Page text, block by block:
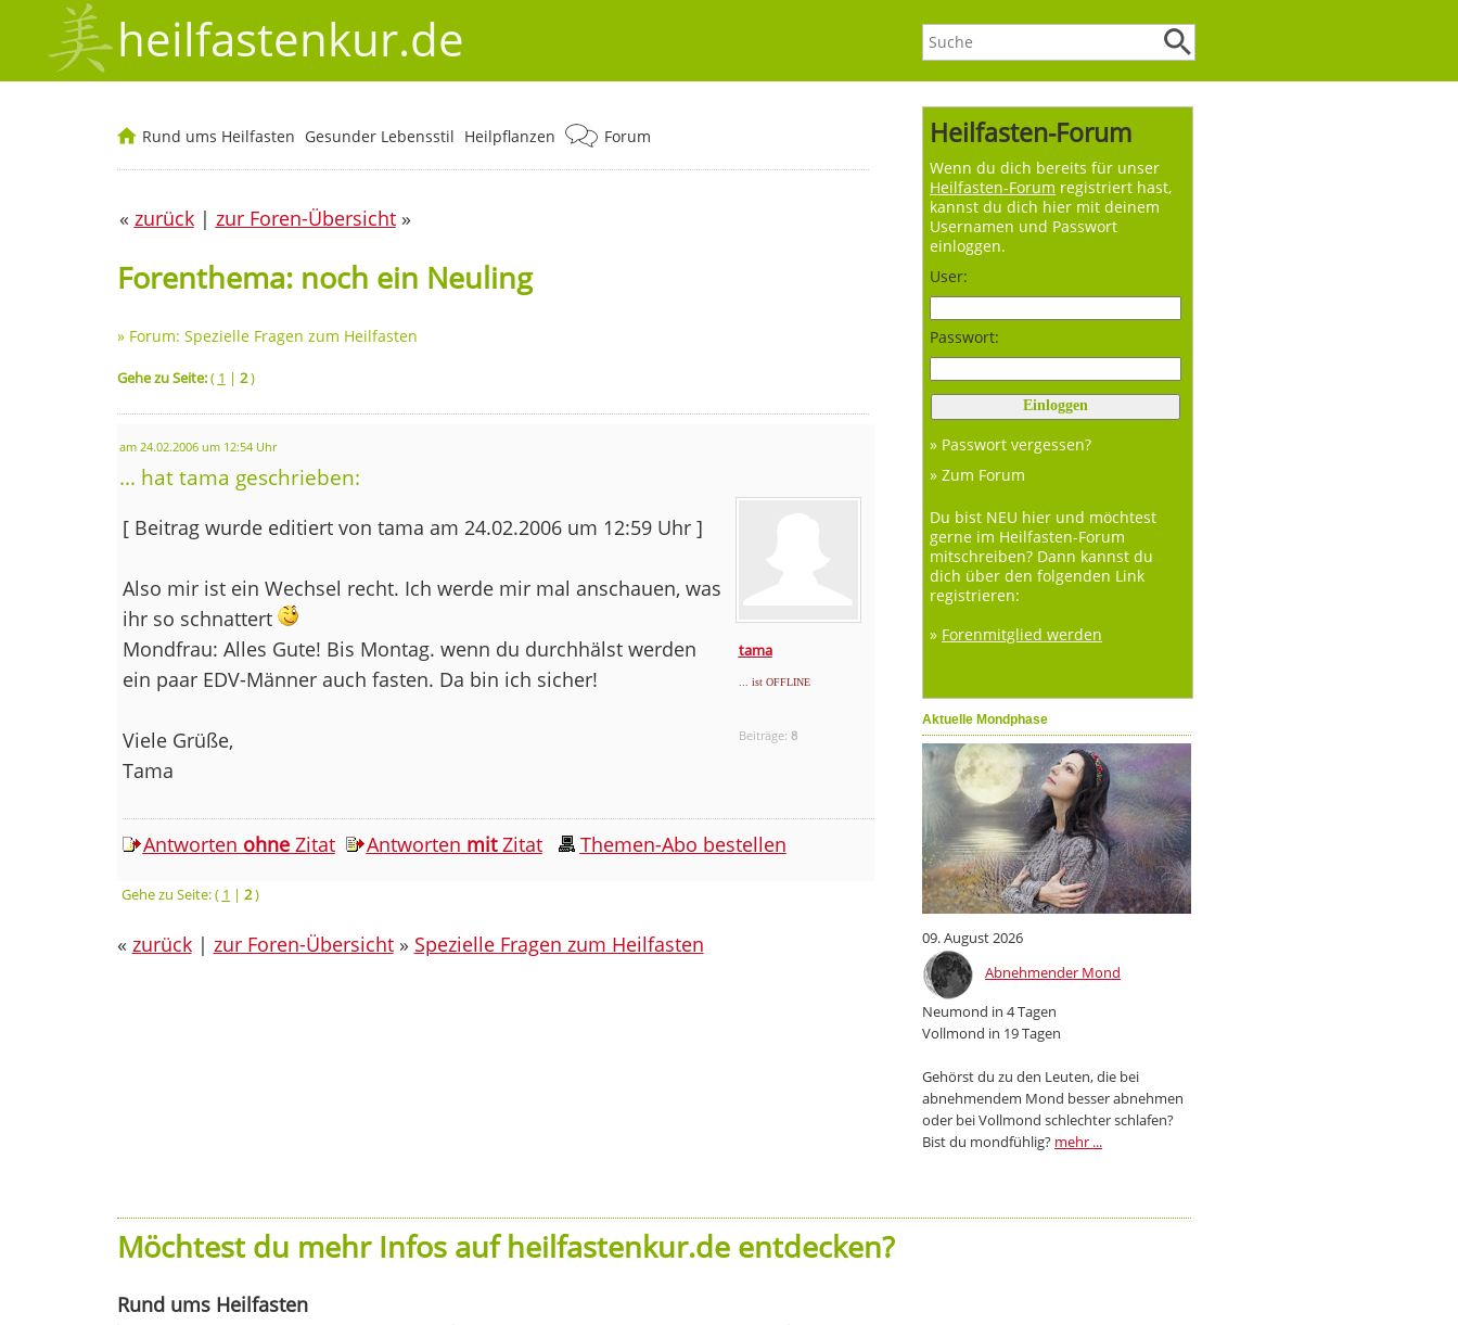
heilfastenkur.de
Heilfasten-Forum
Wenn du dich bereits für unser
Heilfasten-Forum registriert hast,
kannst du dich hier mit deinem
Usernamen und Passwort
einloggen.
User:
Passwort:
» Passwort vergessen?
» Zum Forum
Du bist NEU hier und möchtest
gerne im Heilfasten-Forum
mitschreiben? Dann kannst du
dich über den folgenden Link
registrieren:
» Forenmitglied werden
Aktuelle Mondphase
09. August 2026
Abnehmender Mond
Neumond in 4 Tagen
Vollmond in 19 Tagen
Gehörst du zu den Leuten, die bei
abnehmendem Mond besser abnehmen
oder bei Vollmond schlechter schlafen?
Bist du mondfühlig? mehr ...
Rund ums Heilfasten Gesunder Lebensstil Heilpflanzen Forum
« zurück| zur Foren-Übersicht»
Forenthema: noch ein Neuling
» Forum: Spezielle Fragen zum Heilfasten
Gehe zu Seite:( 1 | 2)
am 24.02.2006 um 12:54 Uhr
... hat tama geschrieben:
tama
... ist OFFLINE
Beiträge: 8
[ Beitrag wurde editiert von tama am 24.02.2006 um 12:59 Uhr ]
Also mir ist ein Wechsel recht. Ich werde mir mal anschauen, was
ihr so schnattert
Mondfrau: Alles Gute! Bis Montag. wenn du durchhälst werden
ein paar EDV-Männer auch fasten. Da bin ich sicher!
Viele Grüße,
Tama
Antworten ohneZitat Antworten mitZitat Themen-Abo bestellen
Gehe zu Seite: ( 1 | 2)
« zurück| zur Foren-Übersicht» Spezielle Fragen zum Heilfasten
Möchtest du mehr Infos auf heilfastenkur.de entdecken?
Rund ums Heilfasten